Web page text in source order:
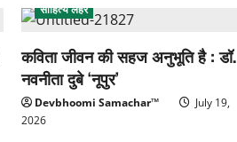
साहित्य लहर
कविता जीवन की सहज अनुभूति है : डॉ.
नवनीता दुबे ‘नूपुर’
Devbhoomi Samachar™
July 19,
2026